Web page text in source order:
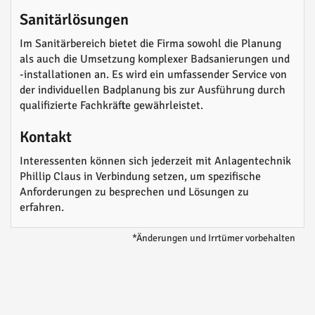
Sanitärlösungen
Im Sanitärbereich bietet die Firma sowohl die Planung
als auch die Umsetzung komplexer Badsanierungen und
-installationen an. Es wird ein umfassender Service von
der individuellen Badplanung bis zur Ausführung durch
qualifizierte Fachkräfte gewährleistet.
Kontakt
Interessenten können sich jederzeit mit Anlagentechnik
Phillip Claus in Verbindung setzen, um spezifische
Anforderungen zu besprechen und Lösungen zu
erfahren.
*Änderungen und Irrtümer vorbehalten